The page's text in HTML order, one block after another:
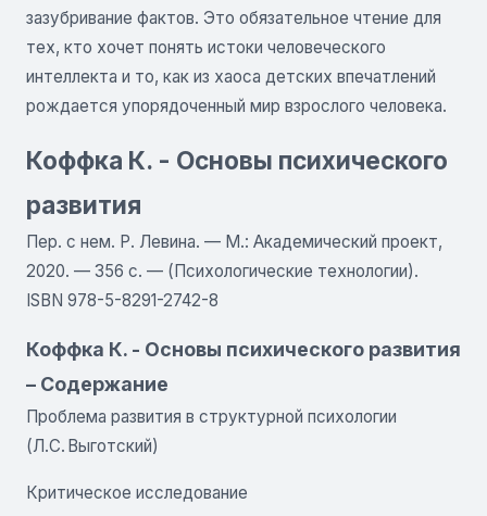
зазубривание фактов. Это обязательное чтение для
тех, кто хочет понять истоки человеческого
интеллекта и то, как из хаоса детских впечатлений
рождается упорядоченный мир взрослого человека.
Коффка К. - Основы психического
развития
Пер. с нем. Р. Левина. — М.: Академический проект,
2020. — 356 с. — (Психологические технологии).
ISBN 978-5-8291-2742-8
Коффка К. - Основы психического развития
– Содержание
Проблема развития в структурной психологии
(Л.С. Выготский)
Критическое исследование